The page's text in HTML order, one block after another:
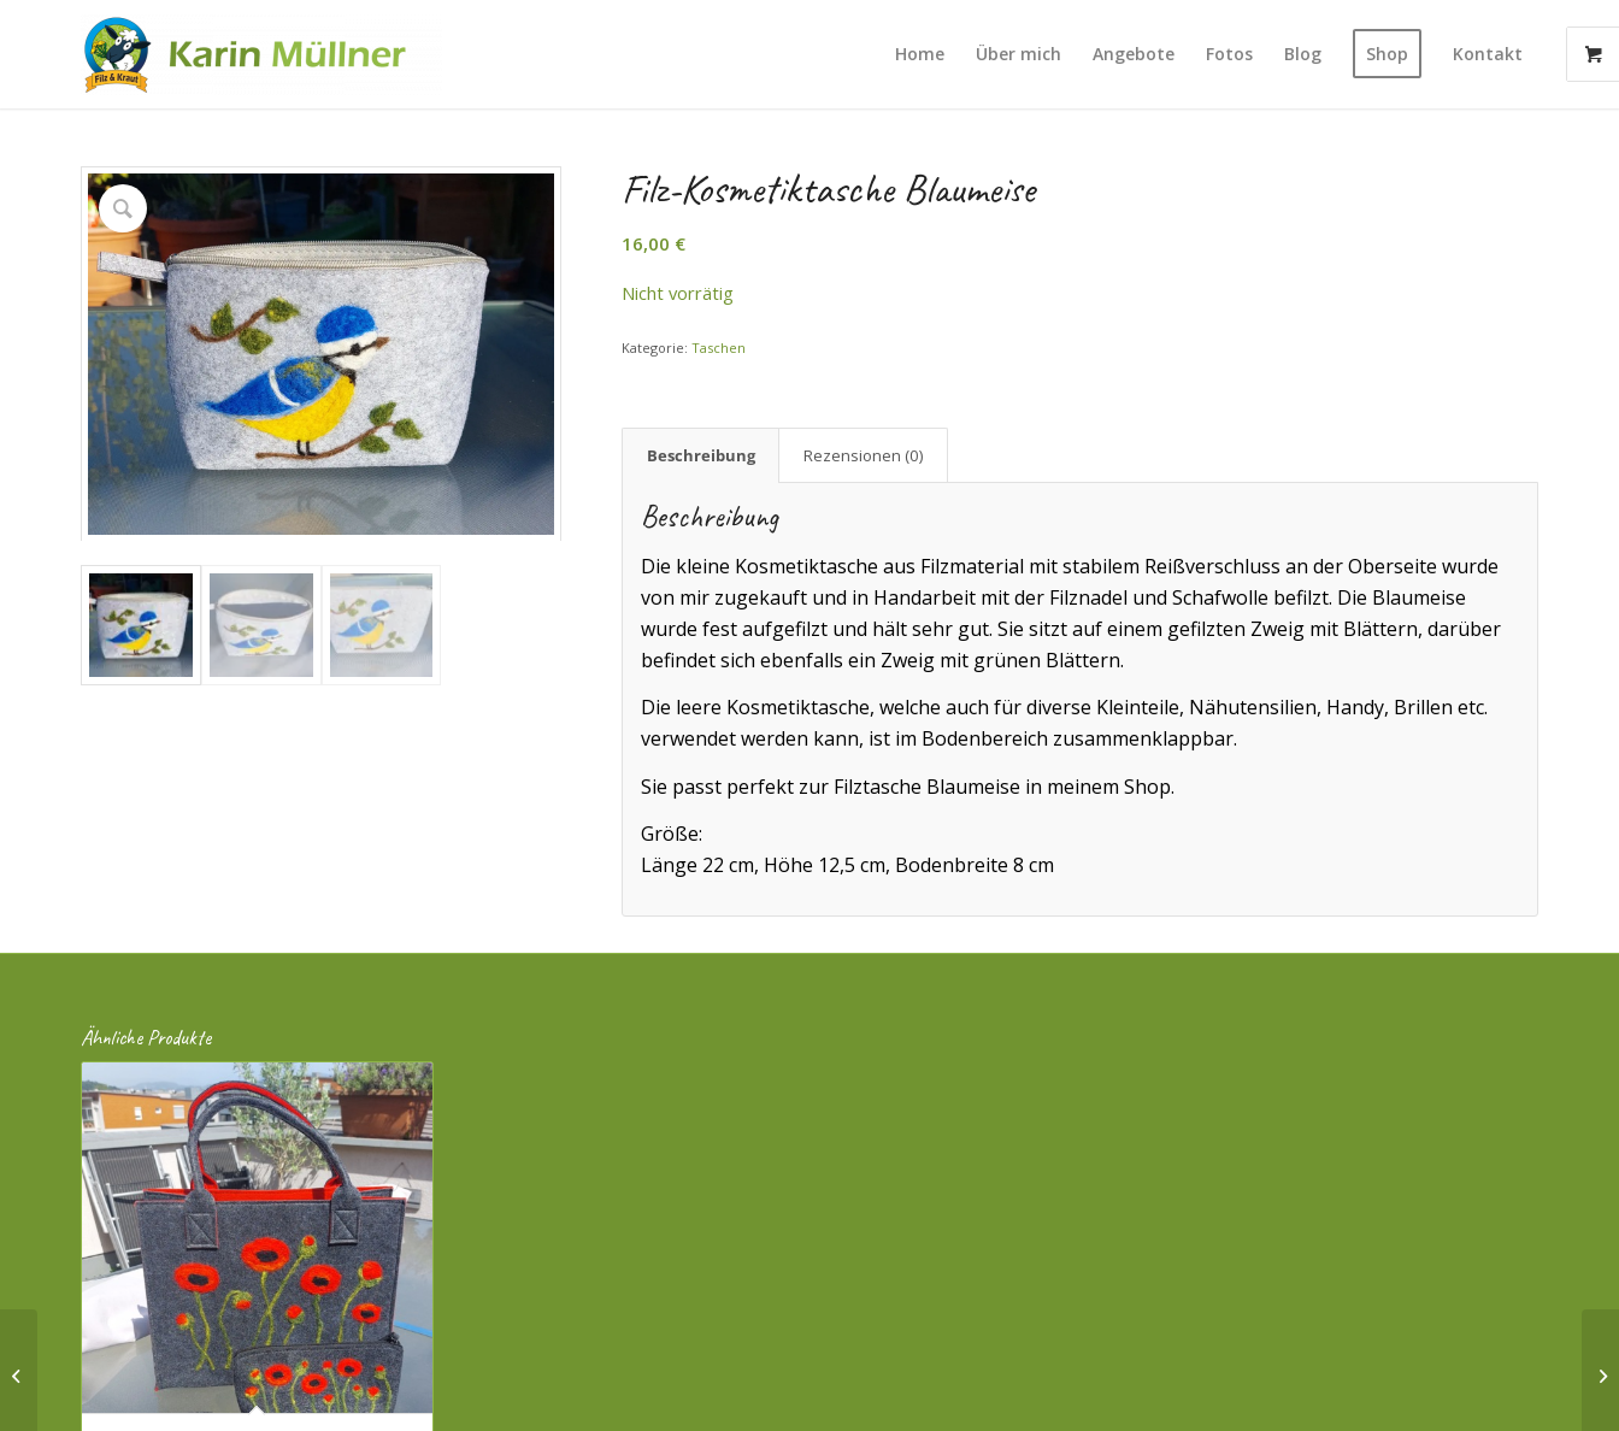
Home Über mich Angebote Fotos Blog Shop Kontakt
Filz-Kosmetiktasche Blaumeise
16,00 €
Nicht vorrätig
Kategorie:Taschen
Beschreibung Rezensionen (0)
Beschreibung
Die kleine Kosmetiktasche aus Filzmaterial mit stabilem Reißverschluss an der Oberseite wurde
von mir zugekauft und in Handarbeit mit der Filznadel und Schafwolle befilzt. Die Blaumeise
wurde fest aufgefilzt und hält sehr gut. Sie sitzt auf einem gefilzten Zweig mit Blättern, darüber
befindet sich ebenfalls ein Zweig mit grünen Blättern.
Die leere Kosmetiktasche, welche auch für diverse Kleinteile, Nähutensilien, Handy, Brillen etc.
verwendet werden kann, ist im Bodenbereich zusammenklappbar.
Sie passt perfekt zur Filztasche Blaumeise in meinem Shop.
Größe:
Länge 22 cm, Höhe 12,5 cm, Bodenbreite 8 cm
Ähnliche Produkte
Lavendelmaus